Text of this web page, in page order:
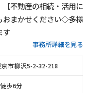
【不動産の相続・活用に
まかせください◇多様
す
事務所詳細を見る
市柳沢5-2-32-218
歩6分